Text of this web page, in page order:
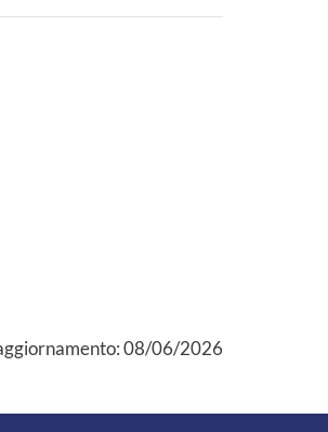
08/06/2026